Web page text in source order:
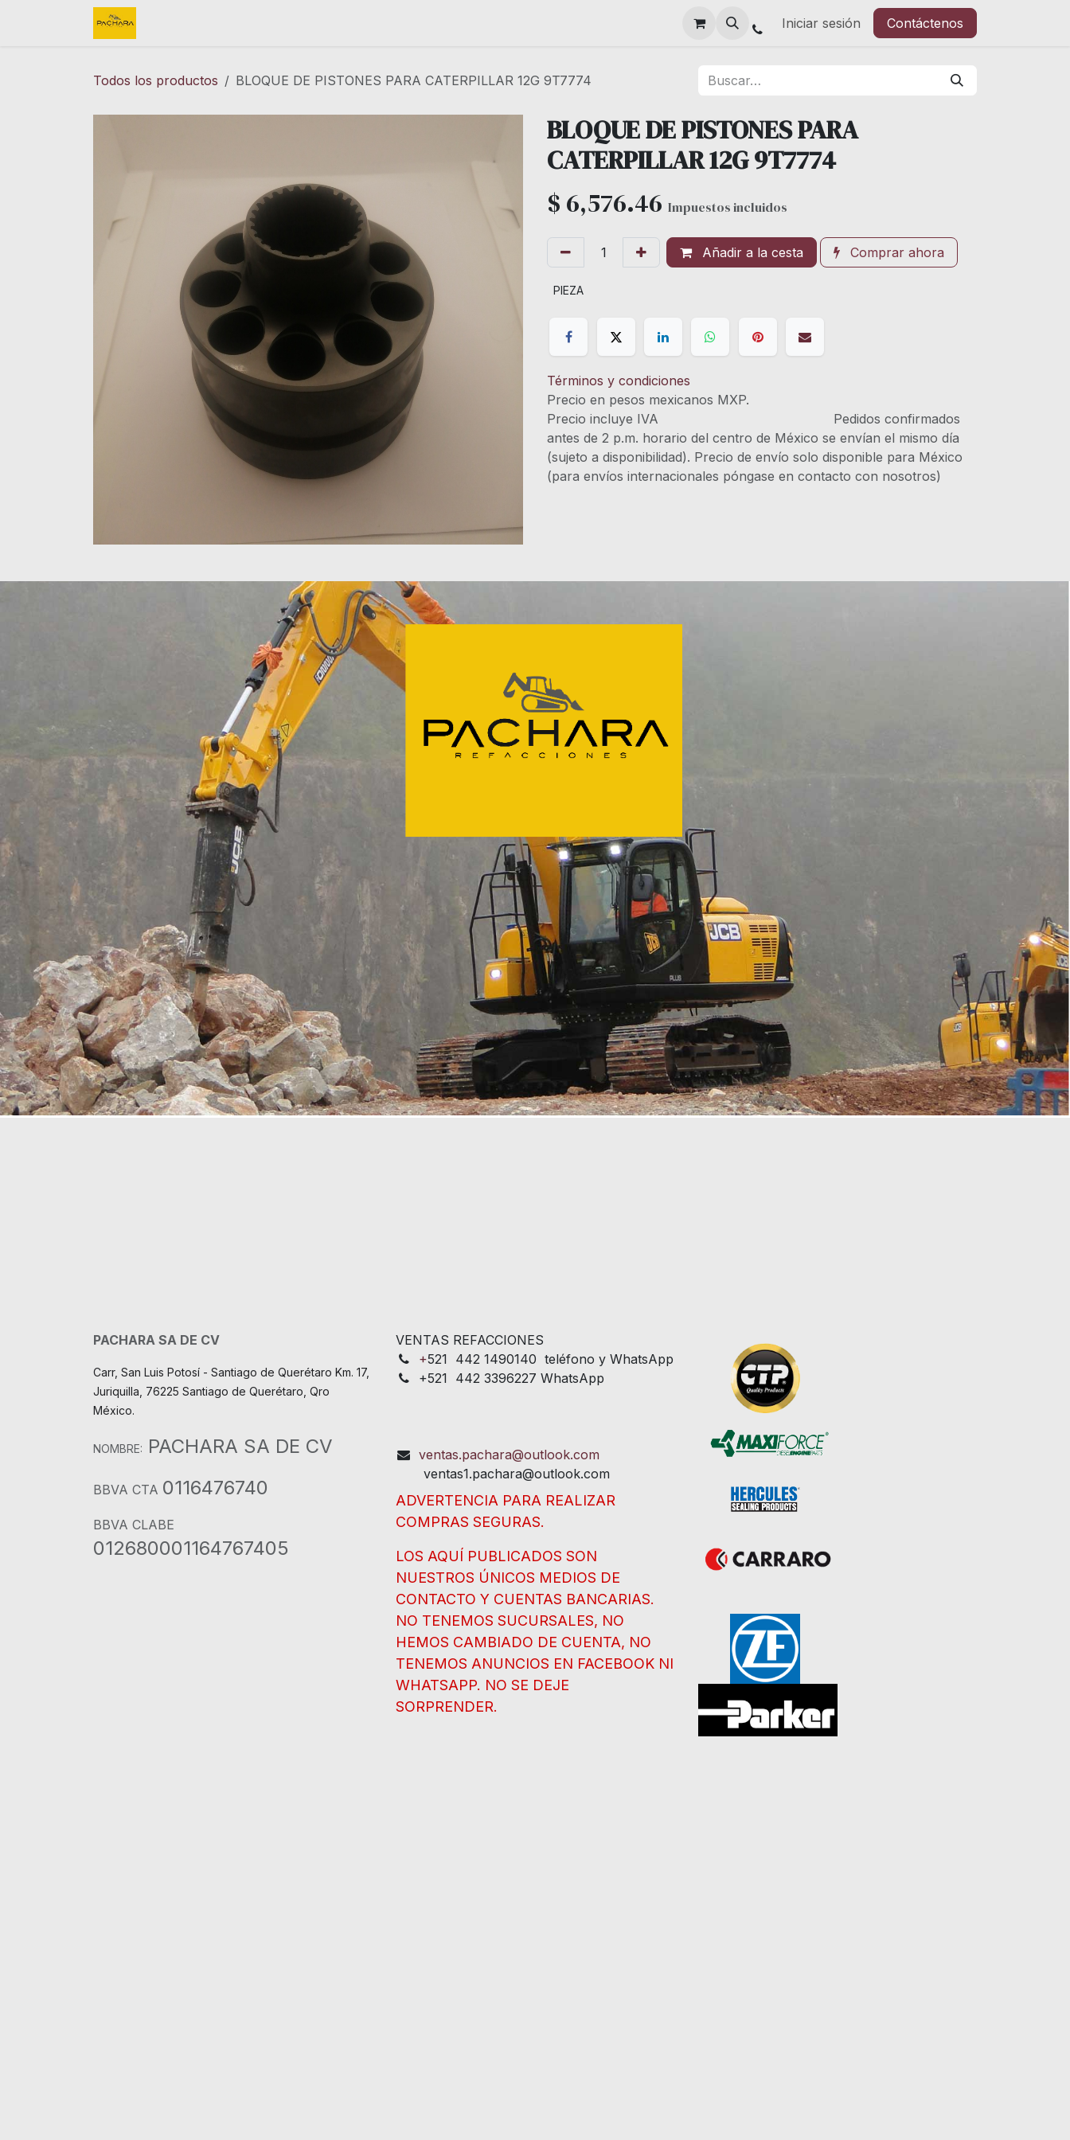
Iniciar sesión Contáctenos
Todos los productos BLOQUE DE PISTONES PARA CATERPILLAR 12G 9T7774
BLOQUE DE PISTONES PARA
CATERPILLAR 12G 9T7774
$ 6,576.46 Impuestos incluidos
Añadir a la cesta Comprar ahora
PIEZA
Términos y condiciones
Precio en pesos mexicanos MXP.
Precio incluye IVA Pedidos confirmados
antes de 2 p.m. horario del centro de México se envían el mismo día
(sujeto a disponibilidad). Precio de envío solo disponible para México
(para envíos internacionales póngase en contacto con nosotros)
PACHARA SA DE CV
Carr, San Luis Potosí - Santiago de Querétaro Km. 17,
Juriquilla, 76225 Santiago de Querétaro, Qro
México.
NOMBRE: PACHARA SA DE CV
BBVA CTA 0116476740
BBVA CLABE
012680001164767405
VENTAS REFACCIONES
+521 442 1490140 teléfono y WhatsApp
+521 442 3396227 WhatsApp
ventas.pachara@outlook.com
ventas1.pachara@outlook.com
ADVERTENCIA PARA REALIZAR
COMPRAS SEGURAS.
LOS AQUÍ PUBLICADOS SON
NUESTROS ÚNICOS MEDIOS DE
CONTACTO Y CUENTAS BANCARIAS.
NO TENEMOS SUCURSALES, NO
HEMOS CAMBIADO DE CUENTA, NO
TENEMOS ANUNCIOS EN FACEBOOK NI
WHATSAPP. NO SE DEJE
SORPRENDER.